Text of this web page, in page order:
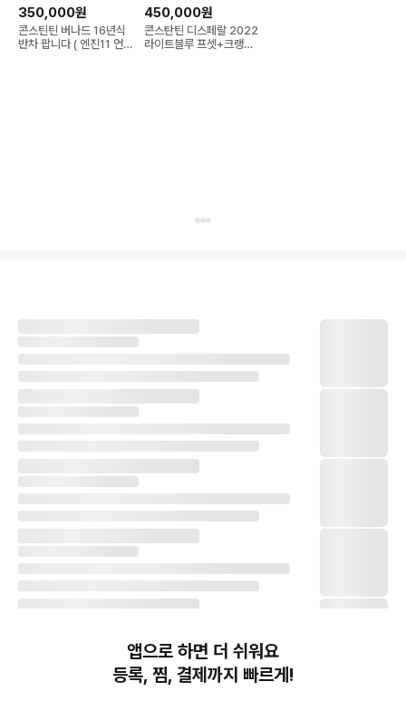
350,000원
콘스틴틴 버나드 16년식
반차 팝니다 ( 엔진11 언노
450,000원
콘스탄틴 디스페랄 2022
라이트블루 프셋+크랭크
앱으로 하면 더 쉬워요
등록, 찜, 결제까지 빠르게!